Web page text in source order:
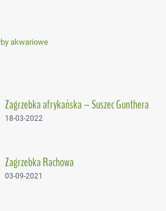
akwariowe
Zagrzebka afrykańska – Suszec Gunthera
18-03-2022
Zagrzebka Rachowa
03-09-2021